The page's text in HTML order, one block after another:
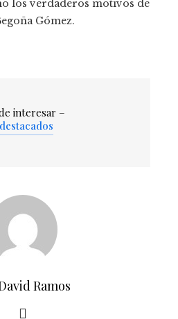
los verdaderos motivos de
Gómez.
interesar –
Ramos